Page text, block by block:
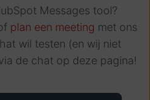
Messages tool?
plan een meeting met ons
wil testen (en wij niet
de chat op deze pagina!